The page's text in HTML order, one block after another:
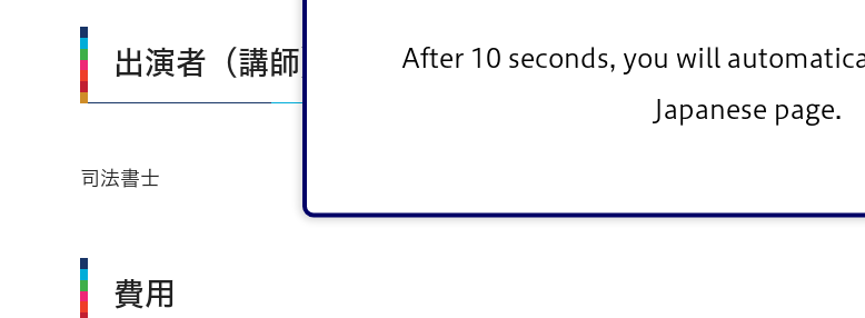
After 10 seconds, you will
Japanese page.
出演者（講師）
司法書士
費用